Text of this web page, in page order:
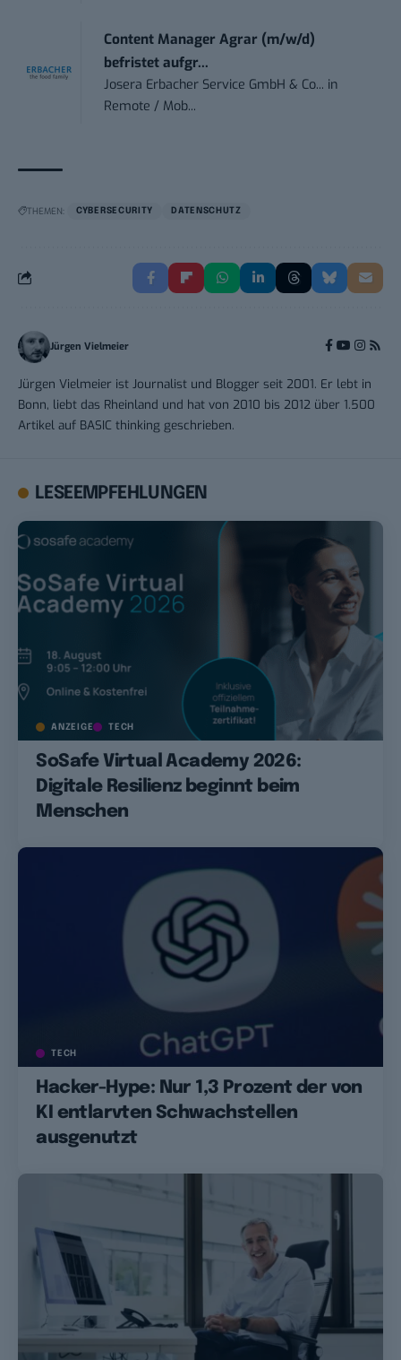
Content Manager Agrar (m/w/d)
befristet aufgr...
Josera Erbacher Service GmbH & Co... in
Remote / Mob...
THEMEN: CYBERSECURITY DATENSCHUTZ
Jürgen Vielmeier
Jürgen Vielmeier ist Journalist und Blogger seit 2001. Er lebt in
Bonn, liebt das Rheinland und hat von 2010 bis 2012 über 1.500
Artikel auf BASIC thinking geschrieben.
LESEEMPFEHLUNGEN
ANZEIGE TECH
SoSafe Virtual Academy 2026:
Digitale Resilienz beginnt beim
Menschen
TECH
Hacker-Hype: Nur 1,3 Prozent der von
KI entlarvten Schwachstellen
ausgenutzt